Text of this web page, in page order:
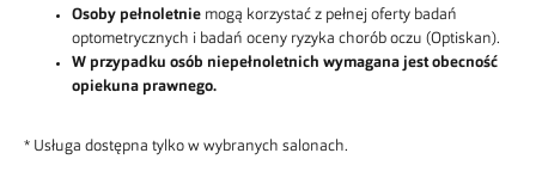
Osoby pełnoletnie mogą korzystać z pełnej oferty badań
optometrycznych i badań oceny ryzyka chorób oczu (Optiskan).
W przypadku osób niepełnoletnich wymagana jest obecność
opiekuna prawnego.
* Usługa dostępna tylko w wybranych salonach.